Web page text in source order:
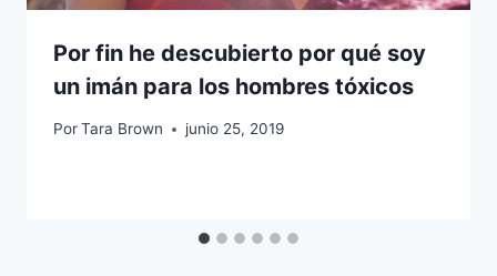
Por fin he descubierto por qué soy
un imán para los hombres tóxicos
PorTara Brown junio 25, 2019